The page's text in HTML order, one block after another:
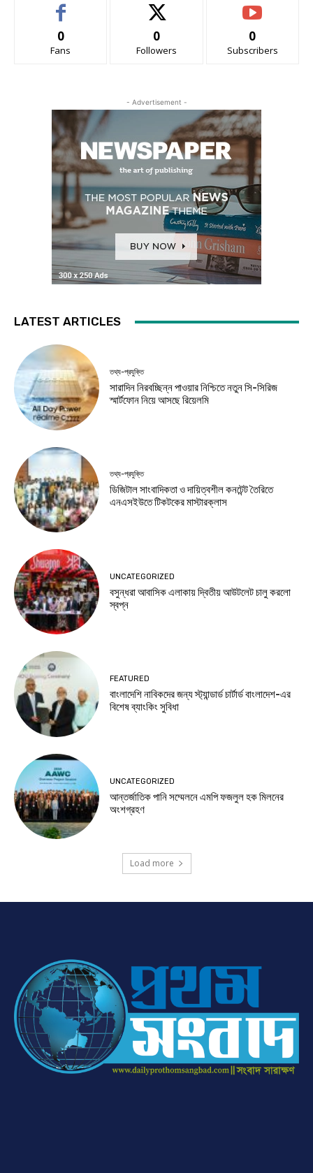
0
Fans
0
Followers
0
Subscribers
- Advertisement -
LATEST ARTICLES
তথ্য-প্রযুক্তি
সারাদিন নিরবচ্ছিন্ন পাওয়ার নিশ্চিতে নতুন সি-সিরিজ
স্মার্টফোন নিয়ে আসছে রিয়েলমি
তথ্য-প্রযুক্তি
ডিজিটাল সাংবাদিকতা ও দায়িত্বশীল কনটেন্ট তৈরিতে
এনএসইউতে টিকটকের মাস্টারক্লাস
UNCATEGORIZED
বসুন্ধরা আবাসিক এলাকায় দ্বিতীয় আউটলেট চালু করলো
স্বপ্ন
FEATURED
বাংলাদেশি নাবিকদের জন্য স্ট্যান্ডার্ড চার্টার্ড বাংলাদেশ-এর
বিশেষ ব্যাংকিং সুবিধা
UNCATEGORIZED
আন্তর্জাতিক পানি সম্মেলনে এমপি ফজলুল হক মিলনের
অংশগ্রহণ
Load more